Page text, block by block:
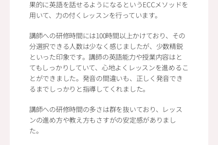
果的に英語を話せるようになるというECCメソッドを
用いて、力の付くレッスンを行っています。
講師への研修時間には100時間以上かけており、その
分選択できる人数は少なく感じましたが、少数精鋭
といった印象です。講師の英語能力や授業内容はと
てもしっかりしていて、心地よくレッスンを進めるこ
とができました。発音の間違いも、正しく発音でき
るまでしっかりと指導してくれました。
講師への研修時間の多さは群を抜いており、レッス
ンの進め方や教え方もさすがの安定感がありまし
た。